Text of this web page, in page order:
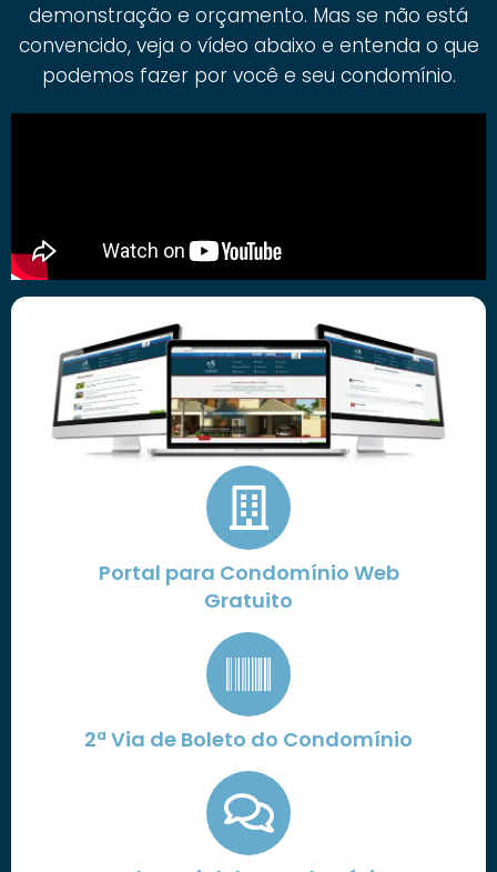
demonstração e orçamento. Mas se não está
convencido, veja o vídeo abaixo e entenda o que
podemos fazer por você e seu condomínio.
Portal para Condomínio Web
Gratuito
2ª Via de Boleto do Condomínio